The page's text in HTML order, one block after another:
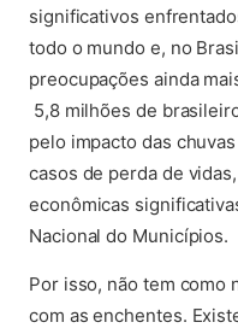
significativos
todo o mundo e, no
preocupações ainda
5,8 milhões de
pelo impacto das
casos de perda de
econômicas
Nacional do Municípios.
Por isso, não tem como
com as enchentes.